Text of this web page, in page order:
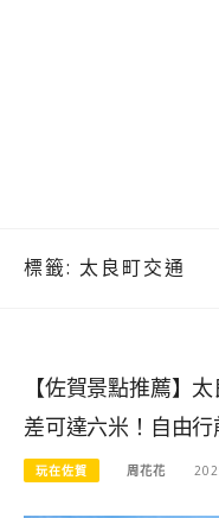
標籤: 太良町交通
【佐賀景點推薦】
差可達六米！自由
玩在佐賀 周花花